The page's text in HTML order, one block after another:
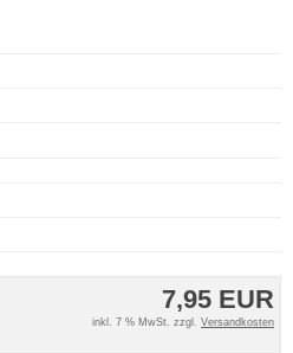
7,95 EUR
inkl. 7 % MwSt. zzgl. Versandkosten